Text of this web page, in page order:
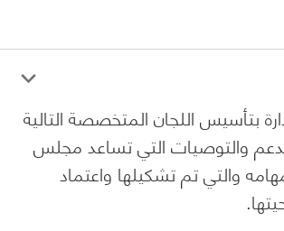
بتأسيس اللجان المتخصصة التالية
والتوصيات التي تساعد مجلس
والتي تم تشكيلها واعتماد